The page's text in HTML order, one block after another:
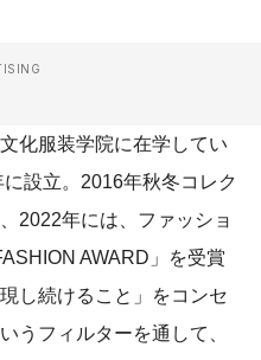
化服装学院に在学してい
設立。2016年秋冬コレク
2022年には、ファッショ
AWARD」を受賞
し続けること」をコンセ
うフィルターを通して、